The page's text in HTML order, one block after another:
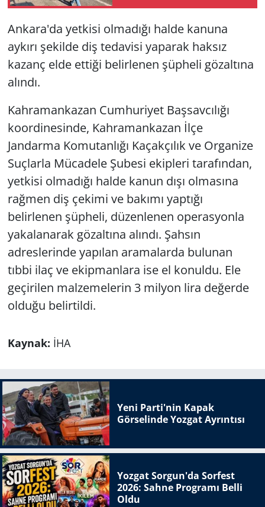
Ankara'da yetkisi olmadığı halde kanuna
aykırı şekilde diş tedavisi yaparak haksız
kazanç elde ettiği belirlenen şüpheli gözaltına
alındı.
Kahramankazan Cumhuriyet Başsavcılığı
koordinesinde, Kahramankazan İlçe
Jandarma Komutanlığı Kaçakçılık ve Organize
Suçlarla Mücadele Şubesi ekipleri tarafından,
yetkisi olmadığı halde kanun dışı olmasına
rağmen diş çekimi ve bakımı yaptığı
belirlenen şüpheli, düzenlenen operasyonla
yakalanarak gözaltına alındı. Şahsın
adreslerinde yapılan aramalarda bulunan
tıbbi ilaç ve ekipmanlara ise el konuldu. Ele
geçirilen malzemelerin 3 milyon lira değerde
olduğu belirtildi.
Kaynak: İHA
Yeni Parti'nin Kapak
Görselinde Yozgat Ayrıntısı
Yozgat Sorgun'da Sorfest
2026: Sahne Programı Belli
Oldu